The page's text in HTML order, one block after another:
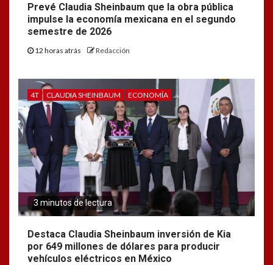
Prevé Claudia Sheinbaum que la obra pública
impulse la economía mexicana en el segundo
semestre de 2026
12 horas atrás Redacción
4T CLAUDIA SHEINBAUM ECONOMÍA
3 minutos de lectura
Destaca Claudia Sheinbaum inversión de Kia
por 649 millones de dólares para producir
vehículos eléctricos en México